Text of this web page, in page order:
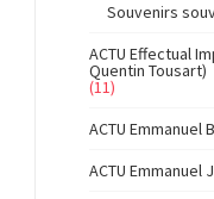
Souvenirs
ACTU Effectual
Quentin Tousart)
(11)
ACTU Emmanuel
ACTU Emmanuel